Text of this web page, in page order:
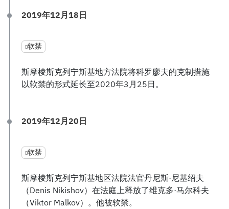
2019年12月18日
软禁
斯摩棱斯克列宁斯基地方法院将科罗廖夫的克制措施
以软禁的形式延长至2020年3月25日。
2019年12月20日
软禁
斯摩棱斯克列宁斯基地区法院法官丹尼斯·尼基绍夫
（Denis Nikishov）在法庭上释放了维克多·马尔科夫
（Viktor Malkov）。他被软禁。